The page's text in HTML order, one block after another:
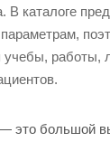
В каталоге
работы,
это большой